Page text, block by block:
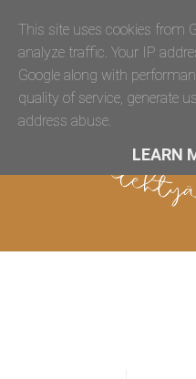
This site uses cookies from
analyze traffic. Your IP
Google along with
quality of service, generate
address abuse.
LEARN